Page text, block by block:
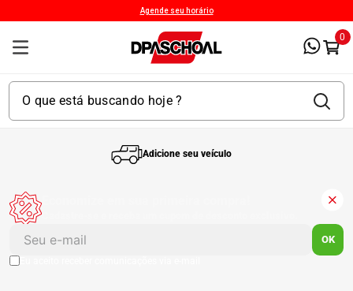
Agende seu horário
0
Adicione seu veículo
OK
2 º Kit Pneu